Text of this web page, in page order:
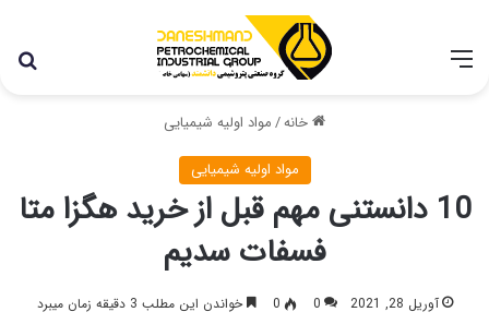
خانه/مواد اولیه شیمیایی
مواد اولیه شیمیایی
10 دانستنی مهم قبل از خرید هگزا متا
فسفات سدیم
آوریل 28, 2021 0
0 خواندن این مطلب 3 دقیقه زمان میبرد
با توجه به شرایط اخیر در کشور، مجموعه پتروشیمی دانشمند
همچنان با تمام توان در حال فعالیت می باشد.